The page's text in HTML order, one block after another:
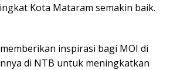
Kota Mataram semakin baik.
inspirasi bagi MOI di
di NTB untuk meningkatkan